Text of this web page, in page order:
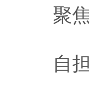
聚焦
自担